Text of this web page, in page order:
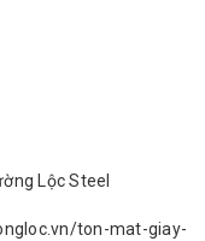
Lộc Steel
ton-mat-giay-